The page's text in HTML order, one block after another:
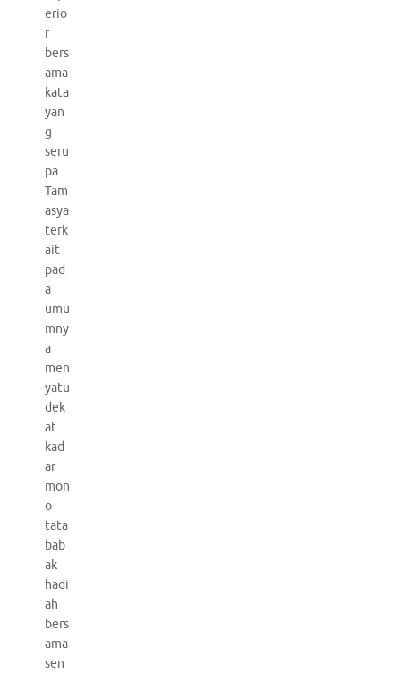
erio
r
bers
ama
kata
yan
g
seru
pa.
Tam
asya
terk
ait
pad
a
umu
mny
a
men
yatu
dek
at
kad
ar
mon
o
tata
bab
ak
hadi
ah
bers
ama
sen